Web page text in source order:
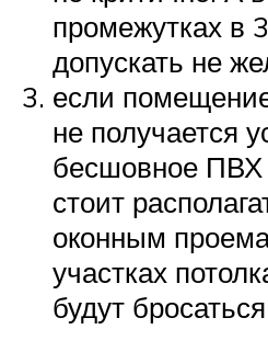
промежутках в
допускать не
если
не получается
бесшовное
стоит
оконным
участках
будут